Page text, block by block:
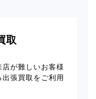
取
が難しいお客様
張買取をご利用